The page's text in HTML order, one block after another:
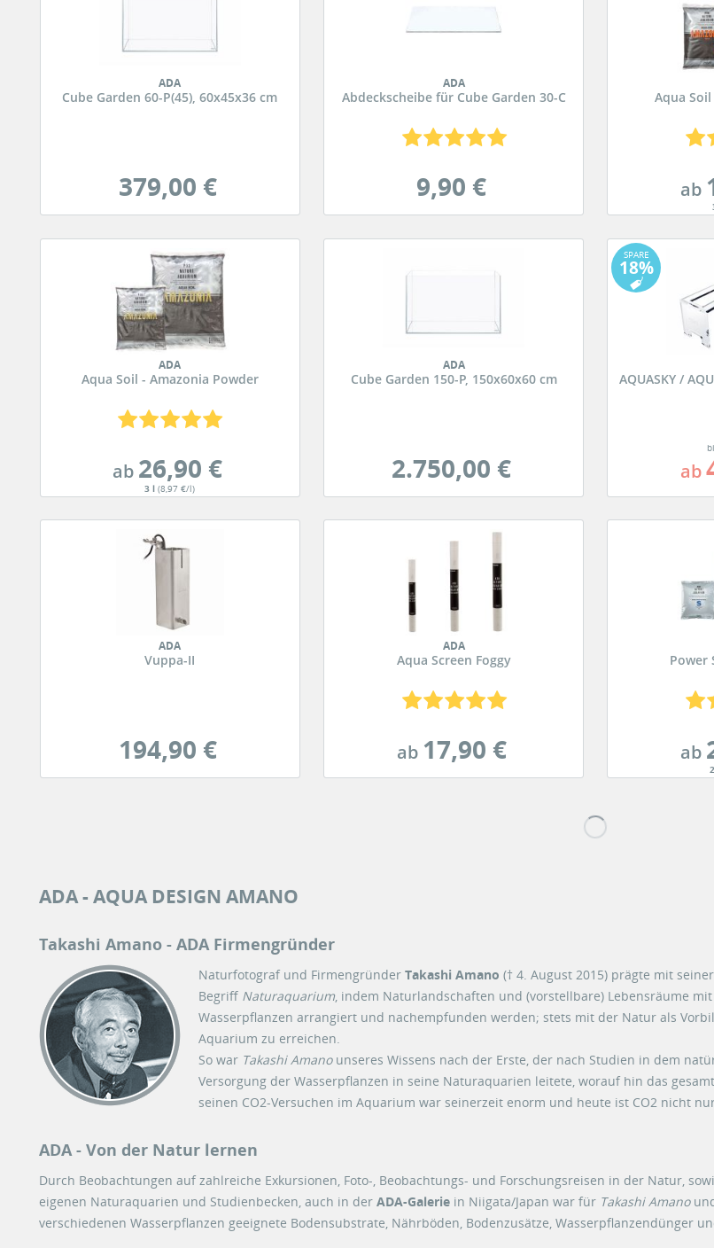
ADA
Cube Garden 60-P(45), 60x45x36 cm
379,00 €
ADA
Abdeckscheibe für Cube Garden 30-C
9,90 €
Aqua
ab
ADA
Aqua Soil - Amazonia Powder
ab26,90 €
3 l(8,97 €/l)
ADA
Cube Garden 150-P, 150x60x60 cm
2.750,00 €
SPARE
18%
AQUASKY /
ab
ADA
Vuppa-II
194,90 €
ADA
Aqua Screen Foggy
ab17,90 €
Power
ab
ADA - AQUA DESIGN AMANO
Takashi Amano - ADA Firmengründer
Naturfotograf und Firmengründer Takashi Amano († 4. August 2015) prägte mit
Begriff Naturaquarium, indem Naturlandschaften und (vorstellbare) Lebensräume
Wasserpflanzen arrangiert und nachempfunden werden; stets mit der Natur als
Aquarium zu erreichen.
So war Takashi Amanounseres Wissens nach der Erste, der nach Studien in dem
Versorgung der Wasserpflanzen in seine Naturaquarien leitete, worauf hin das
seinen CO2-Versuchen im Aquarium war seinerzeit enorm und heute ist CO2 nicht
ADA - Von der Natur lernen
Durch Beobachtungen auf zahlreiche Exkursionen, Foto-, Beobachtungs- und Forschungsreisen in der Natur,
eigenen Naturaquarien und Studienbecken, auch in der ADA-Galerie in Niigata/Japan war für Takashi Amano
verschiedenen Wasserpflanzen geeignete Bodensubstrate, Nährböden, Bodenzusätze, Wasserpflanzendünger